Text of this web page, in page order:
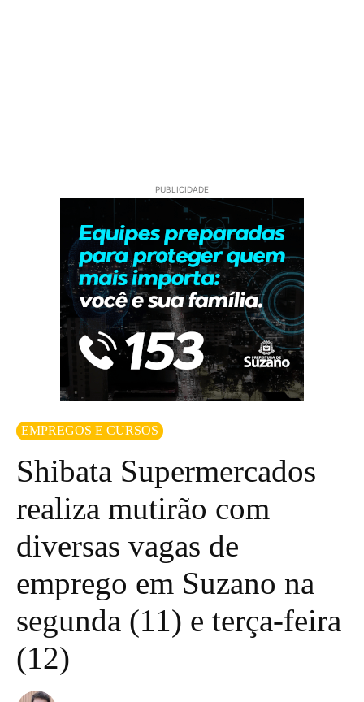
PUBLICIDADE
EMPREGOS E CURSOS
Shibata Supermercados
realiza mutirão com
diversas vagas de
emprego em Suzano na
segunda (11) e terça-feira
(12)